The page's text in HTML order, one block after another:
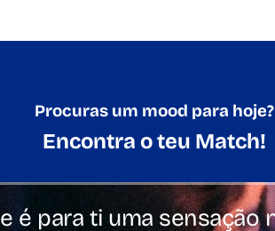
Procuras um mood para hoje?
Encontra o teu Match!